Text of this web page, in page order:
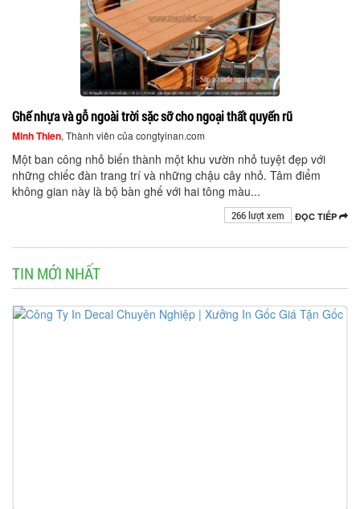
Ghế nhựa và gỗ ngoài trời sặc sỡ cho ngoại thất quyến rũ
Minh Thien, Thành viên của congtyinan.com
Một ban công nhỏ biến thành một khu vườn nhỏ tuyệt đẹp với
những chiếc đàn trang trí và những chậu cây nhỏ. Tâm điểm
không gian này là bộ bàn ghế với hai tông màu...
ĐỌC TIẾP
266 lượt xem
TIN MỚI NHẤT